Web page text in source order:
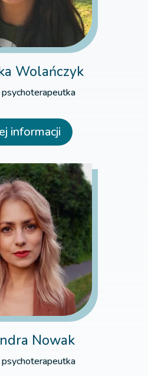
Wolańczyk
informacji
Nowak